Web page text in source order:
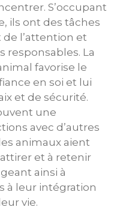
S’occupant
ils ont des tâches
l’attention et
responsables. La
favorise le
en soi et lui
et de sécurité.
une
avec d’autres
animaux aient
et à retenir
ainsi à
à leur intégration
vie.